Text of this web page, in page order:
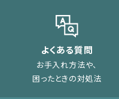
よくある質問
お手入れ方法や、
困ったときの対処法